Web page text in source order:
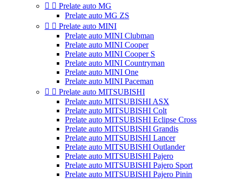
  Prelate auto MG
Prelate auto MG ZS
  Prelate auto MINI
Prelate auto MINI Clubman
Prelate auto MINI Cooper
Prelate auto MINI Cooper S
Prelate auto MINI Countryman
Prelate auto MINI One
Prelate auto MINI Paceman
  Prelate auto MITSUBISHI
Prelate auto MITSUBISHI ASX
Prelate auto MITSUBISHI Colt
Prelate auto MITSUBISHI Eclipse Cross
Prelate auto MITSUBISHI Grandis
Prelate auto MITSUBISHI Lancer
Prelate auto MITSUBISHI Outlander
Prelate auto MITSUBISHI Pajero
Prelate auto MITSUBISHI Pajero Sport
Prelate auto MITSUBISHI Pajero Pinin